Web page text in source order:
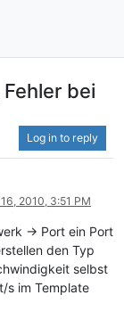
bei
Log in to reply
2010, 3:51 PM
-> Port ein Port
den Typ
selbst
s im Template